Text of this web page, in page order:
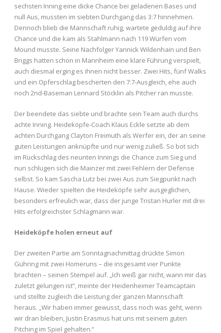
sechsten Inning eine dicke Chance bei geladenen Bases und
null Aus, mussten im siebten Durchgang das 3:7 hinnehmen.
Dennoch blieb die Mannschaft ruhig, wartete geduldig auf ihre
Chance und die kam als Stahlmann nach 119 Würfen vom
Mound musste. Seine Nachfolger Yannick Wildenhain und Ben
Briggs hatten schon in Mannheim eine klare Führung verspielt,
auch diesmal erging es ihnen nicht besser. Zwei Hits, fünf Walks
und ein Opferschlag bescherten den 7:7-Ausgleich, ehe auch
noch 2nd-Baseman Lennard Stöcklin als Pitcher ran musste.
Der beendete das siebte und brachte sein Team auch durchs
achte Inning. Heideköpfe-Coach Klaus Eckle setzte ab dem
achten Durchgang Clayton Freimuth als Werfer ein, der an seine
guten Leistungen anknüpfte und nur wenig zuließ. So bot sich
im Rückschlag des neunten Innings die Chance zum Sieg und
nun schlugen sich die Mainzer mit zwei Fehlern der Defense
selbst. So kam Sascha Lutz bei zwei Aus zum Siegpunkt nach
Hause. Wieder spielten die Heideköpfe sehr ausgeglichen,
besonders erfreulich war, dass der junge Tristan Hurler mit drei
Hits erfolgreichster Schlagmann war.
Heideköpfe holen erneut auf
Der zweiten Partie am Sonntagnachmittag drückte Simon
Gühring mit zwei Homeruns – die insgesamt vier Punkte
brachten – seinen Stempel auf. „Ich weiß gar nicht, wann mir das
zuletzt gelungen ist“, meinte der Heidenheimer Teamcaptain
und stellte zugleich die Leistung der ganzen Mannschaft
heraus. „Wir haben immer gewusst, dass noch was geht, wenn
wir dran bleiben, Justin Erasmus hat uns mit seinem guten
Pitching im Spiel gehalten.“